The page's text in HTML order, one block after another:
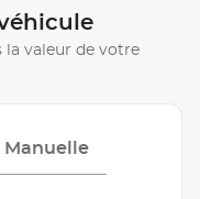
la valeur de votre
Manuelle